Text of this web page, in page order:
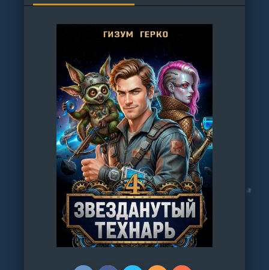
АУДИОКНИГЕ